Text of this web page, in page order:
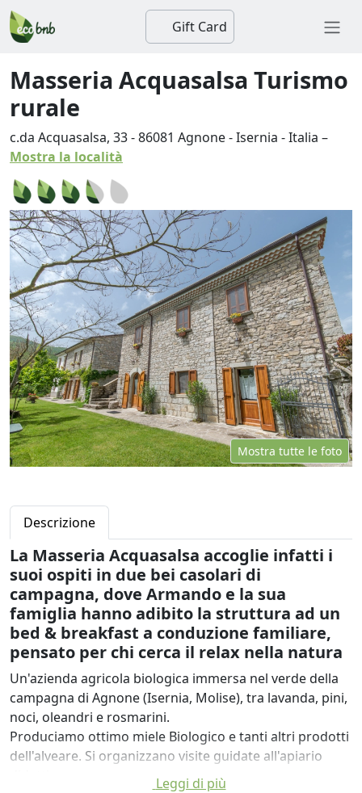
Gift Card
Masseria Acquasalsa Turismo
rurale
c.da Acquasalsa, 33-86081 Agnone-Isernia -Italia –
Mostra la località
Mostra tutte le foto
Descrizione
La Masseria Acquasalsa accoglie infatti i
suoi ospiti in due bei casolari di
campagna, dove Armando e la sua
famiglia hanno adibito la struttura ad un
bed & breakfast a conduzione familiare,
pensato per chi cerca il relax nella natura
Un'azienda agricola biologica immersa nel verde della
campagna di Agnone (Isernia, Molise), tra lavanda, pini,
noci, oleandri e rosmarini.
Produciamo ottimo miele Biologico e tanti altri prodotti
dell'alveare. Si organizzano visite guidate all'apiario
Leggi di più